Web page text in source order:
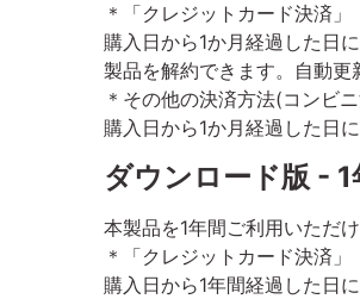
＊「クレジットカード決済
購入日から1か月経過した日
製品を解約できます。自動更
＊その他の決済方法(コンビ
購入日から1か月経過した日
ダウンロード版 -
本製品を1年間ご利用いただ
＊「クレジットカード決済
購入日から1年間経過した日